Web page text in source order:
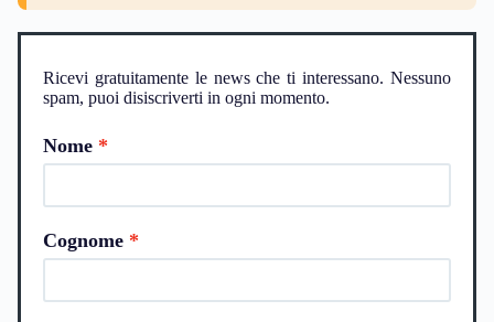
Ricevi gratuitamente le news che ti interessano. Nessuno
spam, puoi disiscriverti in ogni momento.
Nome
Cognome